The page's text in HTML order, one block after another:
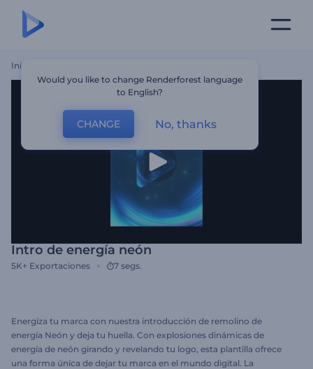
Inicio
Intro de energía neón
5K+ Exportaciones 7 segs.
Energiza tu marca con nuestra introducción de remolino de
energía Neón y deja tu huella. Con explosiones dinámicas de
energía de neón girando y revelando tu logo, esta plantilla ofrece
una forma única de dejar tu marca en el mundo digital. La
Would you like to change Renderforest language
to English?
CHANGE No, thanks